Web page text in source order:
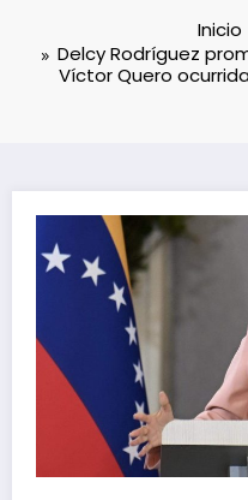
Inicio
Delcy Rodríguez
Víctor Quero